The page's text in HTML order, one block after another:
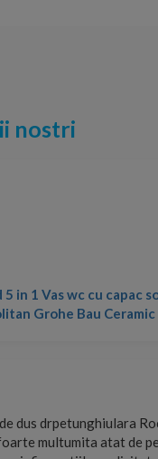
nostri
5 in 1 Vas wc cu capac
Grohe Bau Ceramic
dus drpetunghiulara
multumita atat de